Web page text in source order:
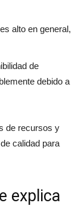
alto en general,
de
debido a
de recursos y
calidad para
explica